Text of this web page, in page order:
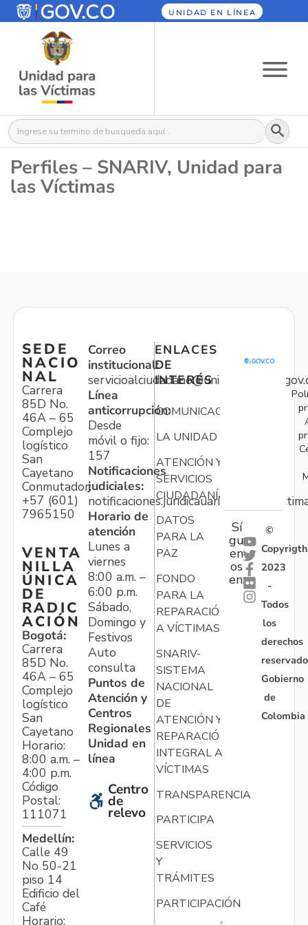
UNIDAD EN LÍNEA
Buscar: Botón
Perfiles – SNARIV, Unidad para
las Víctimas
SEDE
NACIO
NAL
Carrera
85D No.
46A – 65
Complejo
logístico
San
Cayetano
Conmutador:
+57 (601)
7965150
VENTA
NILLA
ÚNICA
DE
RADIC
ACIÓN
Bogotá:
Carrera
85D No.
46A – 65
Complejo
logístico
San
Cayetano
Horario:
8:00 a.m. –
4:00 p.m.
Código
Postal:
111071
Medellín:
Calle 49
No 50-21
piso 14
Edificio del
Café
Horario:
Correo
institucional:
Línea
anticorrupción:
Desde
móvil o fijo:
157
Notificaciones
judiciales:
Horario de
atención
Lunes a
viernes
8:00 a.m. –
6:00 p.m.
Sábado,
Domingo y
Festivos
Auto
consulta
Puntos de
Atención y
Centros
Regionales
Unidad en
línea
Centro
de
relevo
ENLACES
DE
INTERÉS
COMUNICACIONES
LA UNIDAD
ATENCIÓN Y
SERVICIOS
CIUDADANÍA
DATOS
PARA LA
PAZ
FONDO
PARA LA
REPARACIÓN
A VÍCTIMAS
SNARIV-
SISTEMA
NACIONAL
DE
ATENCIÓN Y
REPARACIÓN
INTEGRAL A
VÍCTIMAS
TRANSPARENCIA
PARTICIPA
SERVICIOS
Y
TRÁMITES
PARTICIPACIÓN
Sí
gu
en
os
en:
©
Copyrigth
2023
-
Todos
los
derechos
Gobierno
de
Colombia